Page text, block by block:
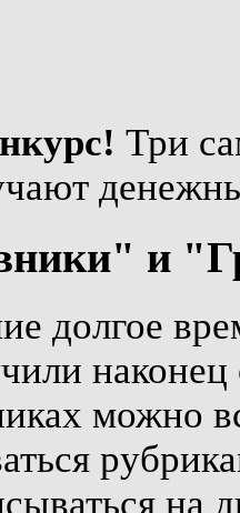
Три
и
долгое
наконец
можно
на